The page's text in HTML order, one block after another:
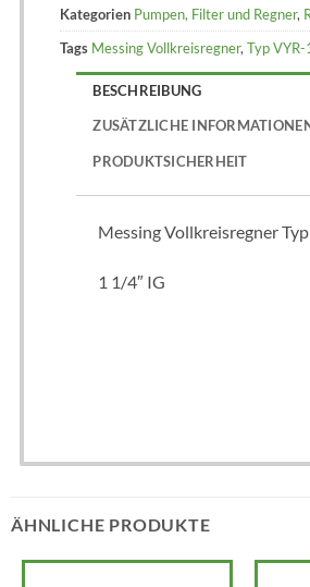
Kategorien Pumpen, Filter und Regner,
Tags Messing Vollkreisregner, Typ
BESCHREIBUNG
ZUSÄTZLICHE
PRODUKTSICHERHEIT
Messing Vollkreisregner
1 1/4″ IG
ÄHNLICHE PRODUKTE